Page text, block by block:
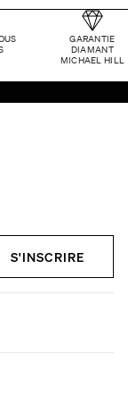
GARANTIE
DIAMANT
MICHAEL HILL
S'INSCRIRE